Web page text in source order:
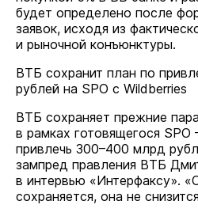
будет определено после
заявок, исходя из
и рыночной конъюнктуры.
ВТБ сохранит план по
рублей на SPO с Wildberries
ВТБ сохраняет прежние
в рамках готовящегося
привлечь 300–400 млрд
зампред правления ВТБ
в интервью «Интерфаксу».
сохраняется, она не